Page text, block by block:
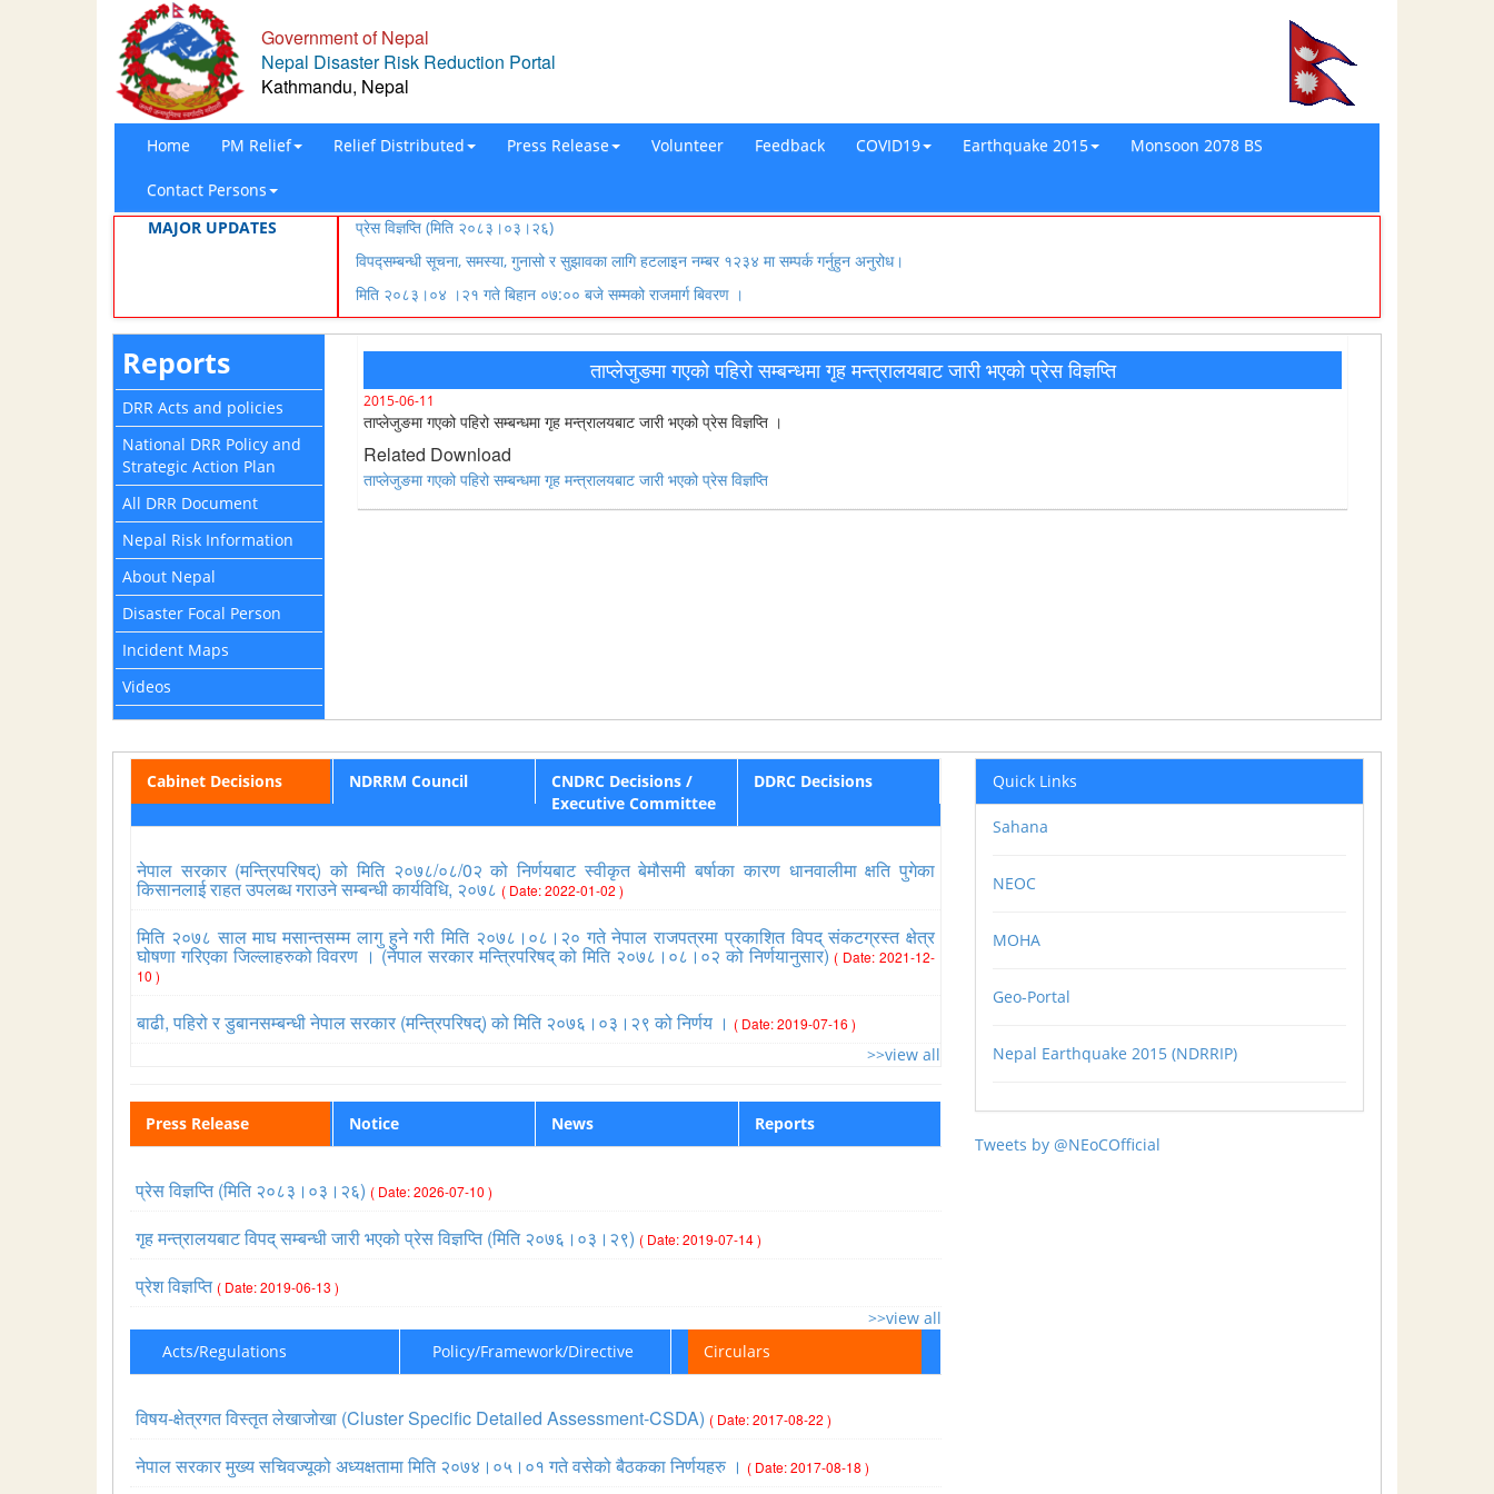
Government of Nepal
Nepal Disaster Risk Reduction Portal
Kathmandu, Nepal
Home PM Relief Relief Distributed Press Release Volunteer Feedback COVID19 Earthquake 2015 Monsoon 2078 BS
Contact Persons
MAJOR UPDATES
प्रेस विज्ञप्ति (मिति २०८३।०३।२६)
विपद्सम्बन्धी सूचना, समस्या, गुनासो र सुझावका लागि हटलाइन नम्बर १२३४ मा सम्पर्क गर्नुहुन अनुरोध।
मिति २०८३।०४ ।२१ गते बिहान ०७:०० बजे सम्मको राजमार्ग बिवरण ।
Reports
DRR Acts and policies
National DRR Policy and
Strategic Action Plan
All DRR Document
Nepal Risk Information
About Nepal
Disaster Focal Person
Incident Maps
Videos
ताप्लेजुङमा गएको पहिरो सम्बन्धमा गृह मन्त्रालयबाट जारी भएको प्रेस विज्ञप्ति
2015-06-11
ताप्लेजुङमा गएको पहिरो सम्बन्धमा गृह मन्त्रालयबाट जारी भएको प्रेस विज्ञप्ति ।
Related Download
ताप्लेजुङमा गएको पहिरो सम्बन्धमा गृह मन्त्रालयबाट जारी भएको प्रेस विज्ञप्ति
Cabinet Decisions NDRRM Council
CNDRC Decisions /
Executive Committee
DDRC Decisions
नेपाल सरकार (मन्त्रिपरिषद्) को मिति २०७८/०८/0२ को निर्णयबाट स्वीकृत बेमौसमी बर्षाका कारण धानवालीमा क्षति पुगेका
किसानलाई राहत उपलब्ध गराउने सम्बन्धी कार्यविधि, २०७८ ( Date: 2022-01-02 )
मिति २०७८ साल माघ मसान्तसम्म लागु हुने गरी मिति २०७८।०८।२० गते नेपाल राजपत्रमा प्रकाशित विपद् संकटग्रस्त क्षेत्र
घोषणा गरिएका जिल्लाहरुको विवरण । (नेपाल सरकार मन्त्रिपरिषद् को मिति २०७८।०८।०२ को निर्णयानुसार) ( Date: 2021-12-
10 )
बाढी, पहिरो र डुबानसम्बन्धी नेपाल सरकार (मन्त्रिपरिषद्) को मिति २०७६।०३।२९ को निर्णय । ( Date: 2019-07-16 )
>>view all
Press Release Notice News Reports
प्रेस विज्ञप्ति (मिति २०८३।०३।२६) ( Date: 2026-07-10 )
गृह मन्त्रालयबाट विपद् सम्बन्धी जारी भएको प्रेस विज्ञप्ति (मिति २०७६।०३।२९) ( Date: 2019-07-14 )
प्रेश विज्ञप्ति ( Date: 2019-06-13 )
>>view all
Acts/Regulations
Policy/Framework/Directive Circulars
विषय-क्षेत्रगत विस्तृत लेखाजोखा (Cluster Specific Detailed Assessment-CSDA) ( Date: 2017-08-22 )
नेपाल सरकार मुख्य सचिवज्यूको अध्यक्षतामा मिति २०७४।०५।०१ गते वसेको बैठकका निर्णयहरु । ( Date: 2017-08-18 )
Quick Links
Sahana
NEOC
MOHA
Geo-Portal
Nepal Earthquake 2015 (NDRRIP)
Tweets by @NEoCOfficial